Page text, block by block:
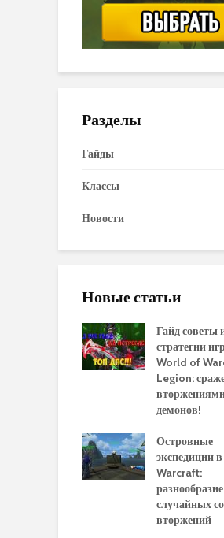
Разделы
Гайды
Классы
Новости
Новые статьи
Гайд советы
стратегии
World of
Legion:
демонов!
Островные
экспедиции
Warcraft:
разнообразие
случайных
вторжений